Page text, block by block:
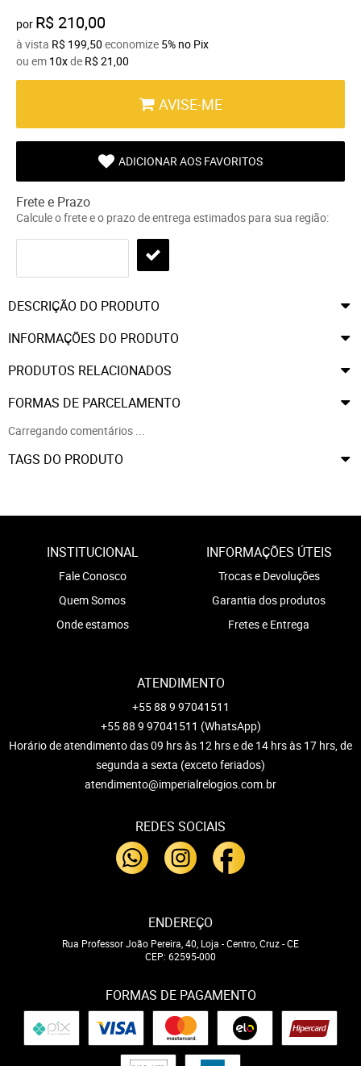
por R$ 210,00
à vista R$ 199,50 economize 5% no Pix
ou em 10xde R$ 21,00
AVISE-ME
ADICIONAR AOS FAVORITOS
Frete e Prazo
Calcule o frete e o prazo de entrega estimados para sua região:
DESCRIÇÃO DO PRODUTO
INFORMAÇÕES DO PRODUTO
PRODUTOS RELACIONADOS
FORMAS DE PARCELAMENTO
Carregando comentários ...
TAGS DO PRODUTO
INSTITUCIONAL
Fale Conosco
Quem Somos
Onde estamos
INFORMAÇÕES ÚTEIS
Trocas e Devoluções
Garantia dos produtos
Fretes e Entrega
ATENDIMENTO
+55 88 9 97041511
+55 88 9 97041511 (WhatsApp)
Horário de atendimento das 09 hrs às 12 hrs e de 14 hrs às 17 hrs, de
segunda a sexta (exceto feriados)
atendimento@imperialrelogios.com.br
REDES SOCIAIS
ENDEREÇO
Rua Professor João Pereira, 40, Loja -Centro, Cruz-CE
CEP: 62595-000
FORMAS DE PAGAMENTO